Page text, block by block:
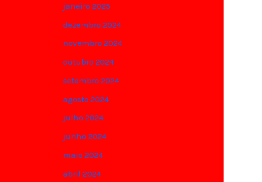
janeiro 2025
dezembro 2024
novembro 2024
outubro 2024
setembro 2024
agosto 2024
julho 2024
junho 2024
maio 2024
abril 2024